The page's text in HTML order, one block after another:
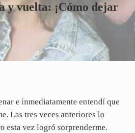
y vuelta: ¡Cómo dejar
e inmediatamente entendí que
Las tres veces anteriores lo
esta vez logró sorprenderme.